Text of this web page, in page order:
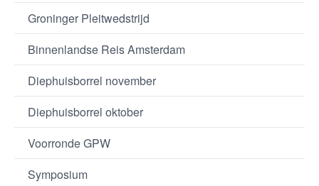
Groninger Pleitwedstrijd
Binnenlandse Reis Amsterdam
Diephuisborrel november
Diephuisborrel oktober
Voorronde GPW
Symposium